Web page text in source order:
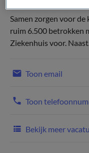
Samen zorgen voor
ruim 6.500 betrokken
Ziekenhuis voor.
Toon email
Toon
Bekijk meer